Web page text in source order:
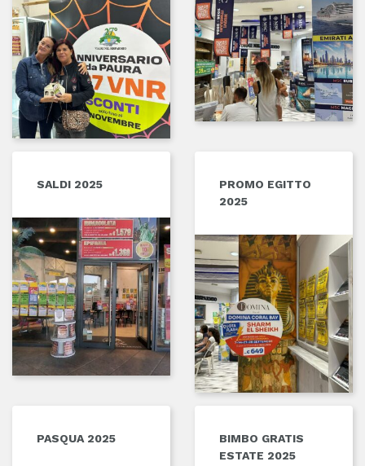
SALDI 2025
PROMO EGITTO
2025
PASQUA 2025
BIMBO GRATIS
ESTATE 2025